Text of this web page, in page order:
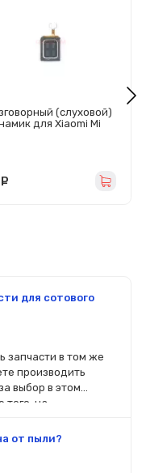
(слуховой)
для Xiaomi Mi
для сотового
запчасти в том же
производить
выбор в этом
того, на
то выбор
был в руках. Так
от пыли?